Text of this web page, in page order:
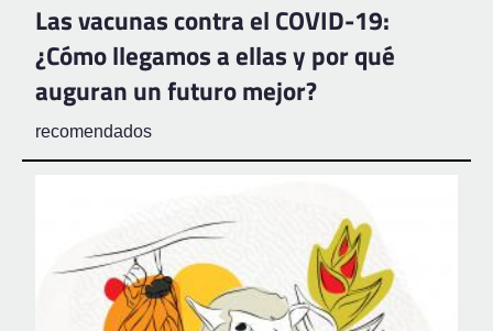
Las vacunas contra el COVID-19:
¿Cómo llegamos a ellas y por qué
auguran un futuro mejor?
recomendados